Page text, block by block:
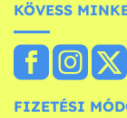
KÖVESS
FIZETÉSI